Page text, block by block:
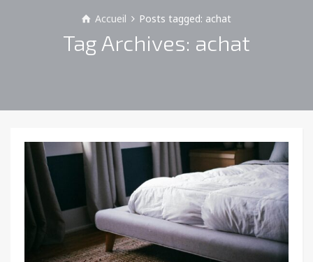
Accueil Posts tagged: achat
Tag Archives: achat